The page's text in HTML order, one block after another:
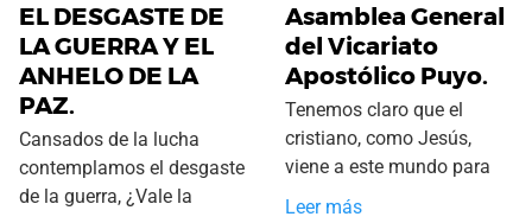
EL DESGASTE DE
LA GUERRA Y EL
ANHELO DE LA
PAZ.
Cansados de la lucha
contemplamos el desgaste
de la guerra, ¿Vale la
Asamblea General
del Vicariato
Apostólico Puyo.
Tenemos claro que el
cristiano, como Jesús,
viene a este mundo para
Leer más